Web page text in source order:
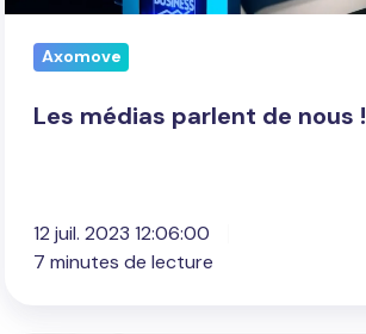
Axomove
Les médias parlent de nous !
12 juil. 2023 12:06:00
7 minutes de lecture